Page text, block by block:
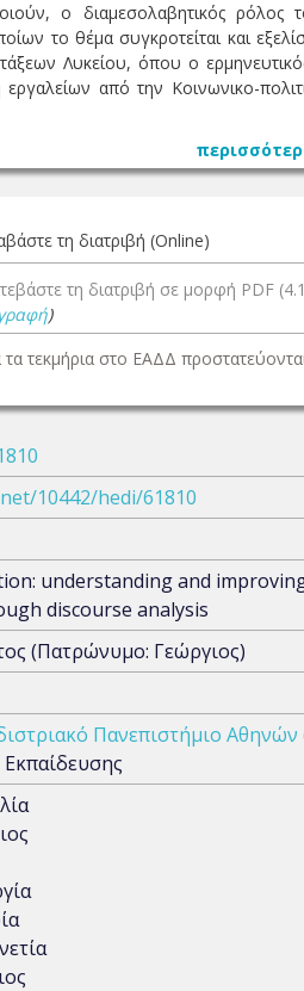
ο διαμεσολαβητικός
το θέμα συγκροτείται και
Λυκείου, όπου ο
εργαλείων από την Κοινωνικο-
τη διατριβή (Online)
τη διατριβή σε μορφή PDF
)
τεκμήρια στο ΕΑΔΔ
10442/hedi/61810
understanding and
discourse analysis
(Πατρώνυμο: Γεώργιος)
Πανεπιστήμιο